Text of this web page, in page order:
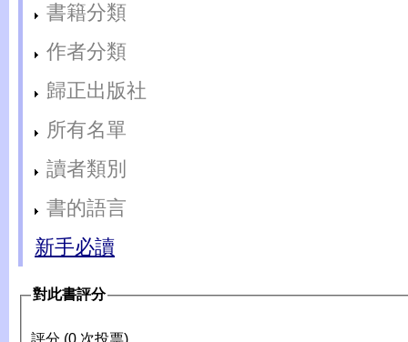
書籍分類
作者分類
歸正出版社
所有名單
讀者類別
書的語言
新手必讀
對此書評分